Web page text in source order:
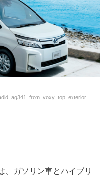
、ガソリン車とハイブリ